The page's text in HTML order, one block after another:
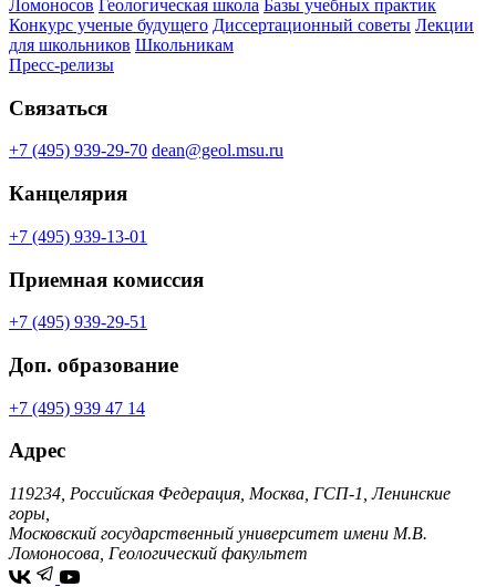
Ломоносов Геологическая школа Базы учебных практик
Конкурс ученые будущего Диссертационный советы Лекции
для школьников Школьникам
Пресс-релизы
Связаться
+7 (495) 939-29-70 dean@geol.msu.ru
Канцелярия
+7 (495) 939-13-01
Приемная комиссия
+7 (495) 939-29-51
Доп. образование
+7 (495) 939 47 14
Адрес
119234, Российская Федерация, Москва, ГСП-1, Ленинские
горы,
Московский государственный университет имени М.В.
Ломоносова, Геологический факультет